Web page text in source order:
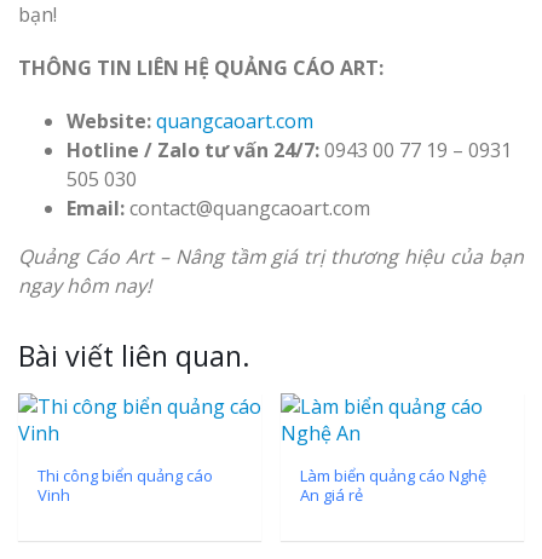
bạn!
THÔNG TIN LIÊN HỆ QUẢNG CÁO ART:
Website:quangcaoart.com
Hotline / Zalo tư vấn 24/7:0943 00 77 19 – 0931
505 030
Email:contact@quangcaoart.com
Quảng Cáo Art – Nâng tầm giá trị thương hiệu của bạn
ngay hôm nay!
Bài viết liên quan.
Thi công biển quảng cáo
Vinh
Làm biển quảng cáo Nghệ
An giá rẻ